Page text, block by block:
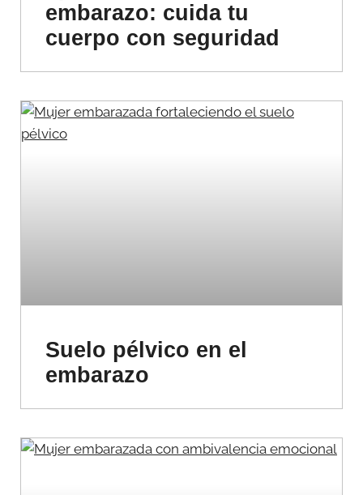
embarazo: cuida tu
cuerpo con seguridad
Suelo pélvico en el
embarazo